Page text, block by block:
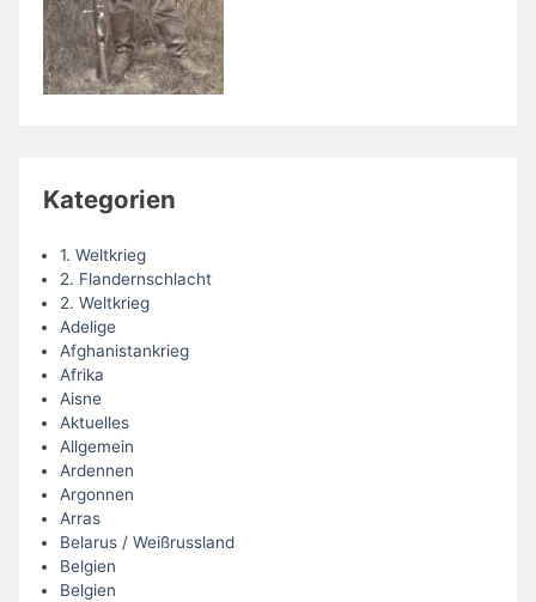
Kategorien
1. Weltkrieg
2. Flandernschlacht
2. Weltkrieg
Adelige
Afghanistankrieg
Afrika
Aisne
Aktuelles
Allgemein
Ardennen
Argonnen
Arras
Belarus / Weißrussland
Belgien
Belgien